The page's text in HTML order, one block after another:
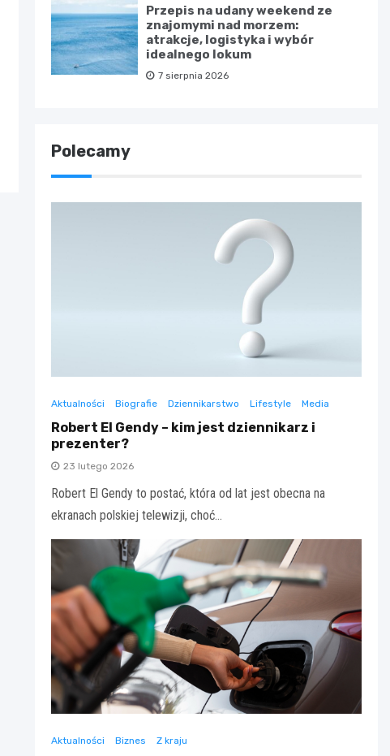
Przepis na udany weekend ze
znajomymi nad morzem:
atrakcje, logistyka i wybór
idealnego lokum
7 sierpnia 2026
Polecamy
Aktualności Biografie Dziennikarstwo Lifestyle Media
Robert El Gendy – kim jest dziennikarz i
prezenter?
23 lutego 2026
Robert El Gendy to postać, która od lat jest obecna na
ekranach polskiej telewizji, choć…
Aktualności Biznes Z kraju